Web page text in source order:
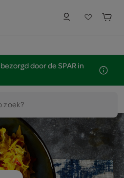
door de SPAR in
zoek?